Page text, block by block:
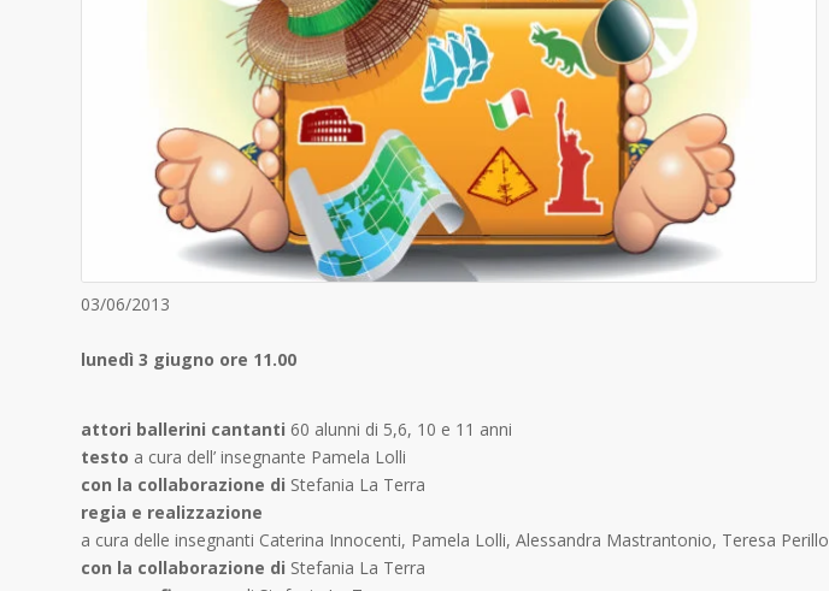
03/06/2013
lunedì 3 giugno ore 11.00
attori ballerini cantanti 60 alunni di 5,6, 10 e 11 anni
testo a cura dell’ insegnante Pamela Lolli
con la collaborazione di Stefania La Terra
regia e realizzazione
a cura delle insegnanti Caterina Innocenti, Pamela Lolli, Alessandra Mastrantonio, Teresa Perillo
con la collaborazione di Stefania La Terra